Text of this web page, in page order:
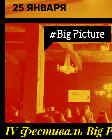
25 ЯНВАРЯ
#Big Picture
IV Фестиваль Big